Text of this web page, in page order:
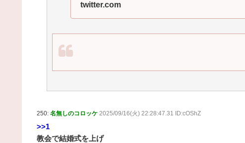
twitter.com
250: 名無しのコロッケ 2025/09/16(火) 22:28:47.31 ID:cOShZ
>>1
教会で結婚式を上げ